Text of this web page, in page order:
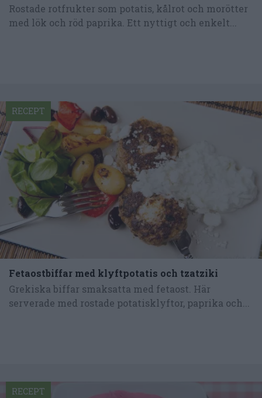
Rostade rotfrukter som potatis, kålrot och morötter
med lök och röd paprika. Ett nyttigt och enkelt...
Fetaostbiffar med klyftpotatis och tzatziki
Grekiska biffar smaksatta med fetaost. Här
serverade med rostade potatisklyftor, paprika och...
RECEPT
RECEPT